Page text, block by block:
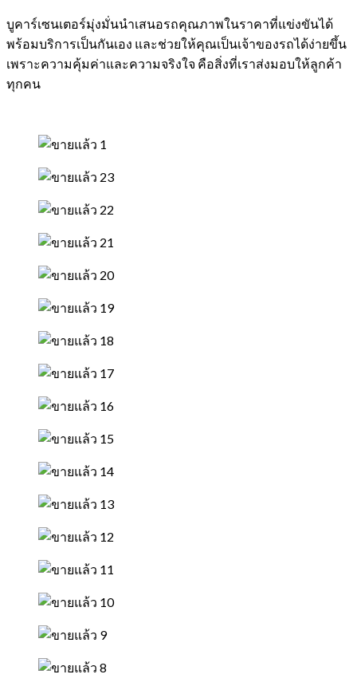
บูคาร์เซนเตอร์มุ่งมั่นนำเสนอรถคุณภาพในราคาที่แข่งขันได้
พร้อมบริการเป็นกันเอง และช่วยให้คุณเป็นเจ้าของรถได้ง่ายขึ้น
เพราะความคุ้มค่าและความจริงใจ คือสิ่งที่เราส่งมอบให้ลูกค้า
ทุกคน